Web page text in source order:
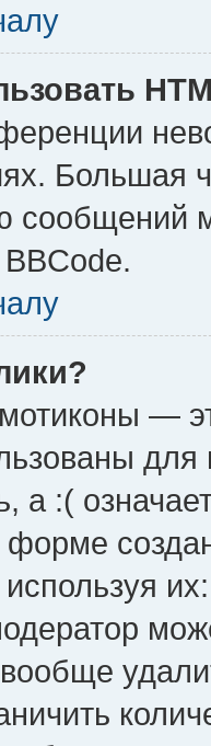
Большая
сообщений
—
а :(
форме